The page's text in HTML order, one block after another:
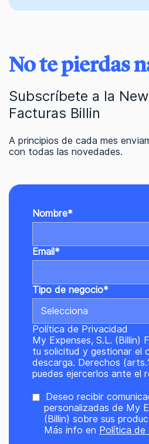
No te pierdas
Subscríbete a la
Facturas Billin
A principios de cada mes
con todas las novedades.
Nombre*
Email*
Tipo de negocio*
Política de Privacidad
My Expenses, S.L. (Billin)
tu solicitud y gestionar el
descarga. Derechos
puedes ejercerlos ante el
Deseo recibir
personalizadas de My
(Billin) sobre sus
Más info en Política de